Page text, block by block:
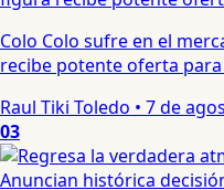
Colo Colo sufre en el
recibe potente oferta
Raul Tiki Toledo • 7 de
03